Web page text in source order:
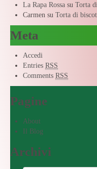
La Rapa Rossa su Torta
Carmen su Torta di
Meta
Accedi
Entries RSS
Comments RSS
Pagine
About
Il Blog
Archivi